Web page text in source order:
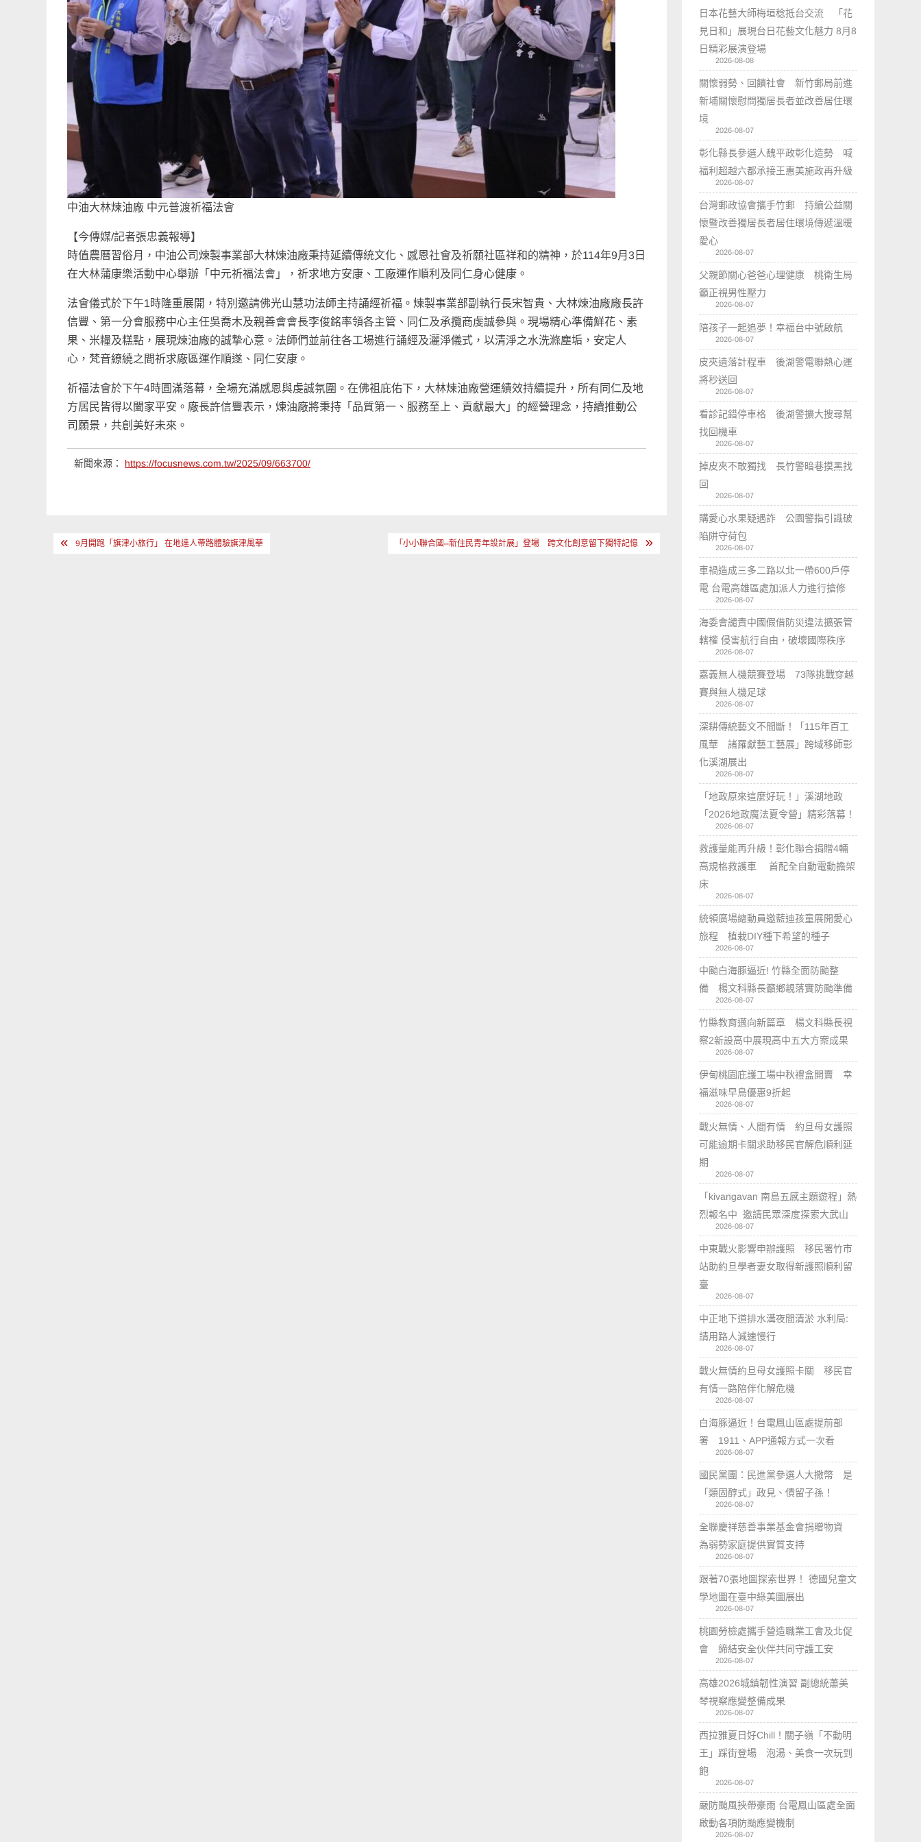
中油大林煉油廠 中元普渡祈福法會
【今傳媒/記者張忠義報導】
時值農曆習俗月，中油公司煉製事業部大林煉油廠秉持延續傳統文化、感恩社會及祈願社區祥和的精神，於114年9月3日
在大林蒲康樂活動中心舉辦「中元祈福法會」，祈求地方安康、工廠運作順利及同仁身心健康。
法會儀式於下午1時隆重展開，特別邀請佛光山慧功法師主持誦經祈福。煉製事業部副執行長宋智貴、大林煉油廠廠長許
信豐、第一分會服務中心主任吳喬木及親善會會長李俊銘率領各主管、同仁及承攬商虔誠參與。現場精心準備鮮花、素
果、米糧及糕點，展現煉油廠的誠摯心意。法師們並前往各工場進行誦經及灑淨儀式，以清淨之水洗滌塵垢，安定人
心，梵音繚繞之間祈求廠區運作順遂、同仁安康。
祈福法會於下午4時圓滿落幕，全場充滿感恩與虔誠氛圍。在佛祖庇佑下，大林煉油廠營運績效持續提升，所有同仁及地
方居民皆得以闔家平安。廠長許信豐表示，煉油廠將秉持「品質第一、服務至上、貢獻最大」的經營理念，持續推動公
司願景，共創美好未來。
新聞來源： https://focusnews.com.tw/2025/09/663700/
文 9月開跑「旗津小旅行」 在地達人帶路體驗旗津風華 「小小聯合國–新住民青年設計展」登場 跨文化創意留下獨特記憶
日本花藝大師梅垣稔抵台交流 「花
見日和」展現台日花藝文化魅力 8月8
日精彩展演登場
2026-08-08
關懷弱勢、回饋社會 新竹郵局前進
新埔關懷慰問獨居長者並改善居住環
境
2026-08-07
彰化縣長參選人魏平政彰化造勢 喊
福利超越六都承接王惠美施政再升級
2026-08-07
台灣郵政協會攜手竹郵 持續公益關
懷暨改善獨居長者居住環境傳遞溫暖
愛心
2026-08-07
父親節關心爸爸心理健康 桃衛生局
籲正視男性壓力
2026-08-07
陪孩子一起追夢！幸福台中號啟航
2026-08-07
皮夾遺落計程車 後湖警電聯熱心運
將秒送回
2026-08-07
看診記錯停車格 後湖警擴大搜尋幫
找回機車
2026-08-07
掉皮夾不敢獨找 長竹警暗巷摸黑找
回
2026-08-07
購愛心水果疑遇詐 公園警指引識破
陷阱守荷包
2026-08-07
車禍造成三多二路以北一帶600戶停
電 台電高雄區處加派人力進行搶修
2026-08-07
海委會譴責中國假借防災違法擴張管
轄權 侵害航行自由，破壞國際秩序
2026-08-07
嘉義無人機競賽登場 73隊挑戰穿越
賽與無人機足球
2026-08-07
深耕傳統藝文不間斷！「115年百工
風華 諸羅獻藝工藝展」跨域移師彰
化溪湖展出
2026-08-07
「地政原來這麼好玩！」溪湖地政
「2026地政魔法夏令營」精彩落幕！
2026-08-07
救護量能再升級！彰化聯合捐贈4輛
高規格救護車 首配全自動電動擔架
床
2026-08-07
統領廣場總動員邀藍迪孩童展開愛心
旅程 植栽DIY種下希望的種子
2026-08-07
中颱白海豚逼近! 竹縣全面防颱整
備 楊文科縣長籲鄉親落實防颱準備
2026-08-07
竹縣教育邁向新篇章 楊文科縣長視
察2新設高中展現高中五大方案成果
2026-08-07
伊甸桃園庇護工場中秋禮盒開賣 幸
福滋味早鳥優惠9折起
2026-08-07
戰火無情、人間有情 約旦母女護照
可能逾期卡關求助移民官解危順利延
期
2026-08-07
「kivangavan 南島五感主題遊程」熱
烈報名中 邀請民眾深度探索大武山
2026-08-07
中東戰火影響申辦護照 移民署竹市
站助約旦學者妻女取得新護照順利留
臺
2026-08-07
中正地下道排水溝夜間清淤 水利局:
請用路人減速慢行
2026-08-07
戰火無情約旦母女護照卡關 移民官
有情一路陪伴化解危機
2026-08-07
白海豚逼近！台電鳳山區處提前部
署 1911、APP通報方式一次看
2026-08-07
國民黨團：民進黨參選人大撒幣 是
「類固醇式」政見、債留子孫！
2026-08-07
全聯慶祥慈善事業基金會捐贈物資
為弱勢家庭提供實質支持
2026-08-07
跟著70張地圖探索世界！ 德國兒童文
學地圖在臺中綠美圖展出
2026-08-07
桃園勞檢處攜手營造職業工會及北促
會 締結安全伙伴共同守護工安
2026-08-07
高雄2026城鎮韌性演習 副總統蕭美
琴視察應變整備成果
2026-08-07
西拉雅夏日好Chill！關子嶺「不動明
王」踩街登場 泡湯、美食一次玩到
飽
2026-08-07
嚴防颱風挾帶豪雨 台電鳳山區處全面
啟動各項防颱應變機制
2026-08-07